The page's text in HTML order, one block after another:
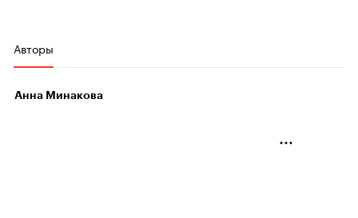
Авторы
Анна Минакова